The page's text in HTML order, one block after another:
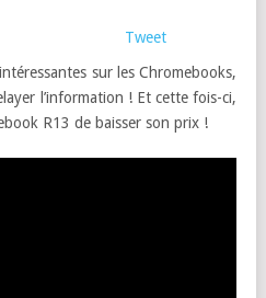
Tweet
sur les Chromebooks,
l’information ! Et cette fois-ci,
R13 de baisser son prix !